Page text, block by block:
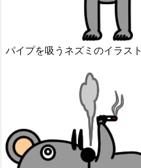
パイプを吸うネズミのイラスト